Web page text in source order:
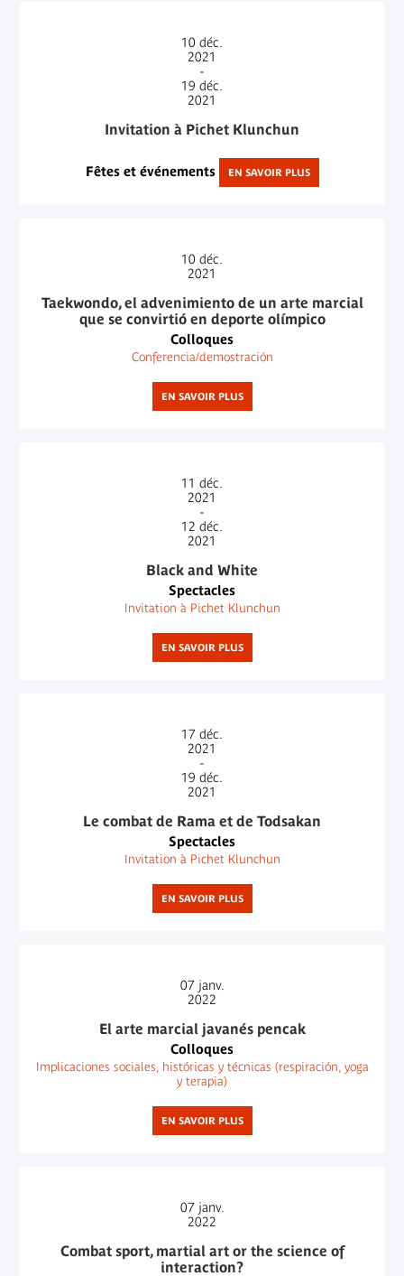
10 déc.
2021
-
19 déc.
2021
Invitation à Pichet Klunchun
Fêtes et événements EN SAVOIR PLUS
10 déc.
2021
Taekwondo, el advenimiento de un arte marcial
que se convirtió en deporte olímpico
Colloques
Conferencia/demostración
EN SAVOIR PLUS
11 déc.
2021
-
12 déc.
2021
Black and White
Spectacles
Invitation à Pichet Klunchun
EN SAVOIR PLUS
17 déc.
2021
-
19 déc.
2021
Le combat de Rama et de Todsakan
Spectacles
Invitation à Pichet Klunchun
EN SAVOIR PLUS
07 janv.
2022
El arte marcial javanés pencak
Colloques
Implicaciones sociales, históricas y técnicas (respiración, yoga
y terapia)
EN SAVOIR PLUS
07 janv.
2022
Combat sport, martial art or the science of
interaction?